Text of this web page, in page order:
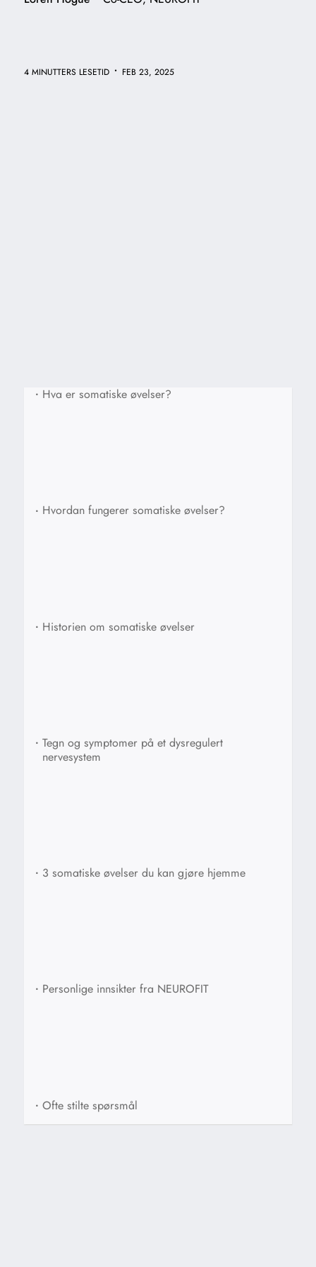
4 MINUTTERS LESETID • FEB 23, 2025
• Hva er somatiske øvelser?
• Hvordan fungerer somatiske øvelser?
• Historien om somatiske øvelser
• Tegn og symptomer på et dysregulert
nervesystem
• 3 somatiske øvelser du kan gjøre hjemme
• Personlige innsikter fra NEUROFIT
• Ofte stilte spørsmål